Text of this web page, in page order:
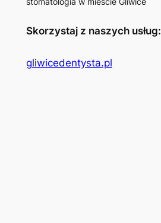
Skorzystaj z naszych usług:
gliwicedentysta.pl